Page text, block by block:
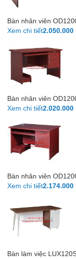
Bàn nhân viên
Xem chi tiết2.050.000
Bàn nhân viên
Xem chi tiết2.020.000
Bàn nhân viên
Xem chi tiết2.174.000
Bàn làm việc